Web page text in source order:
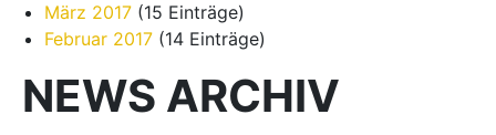
März 2017 (15 Einträge)
Februar 2017 (14 Einträge)
NEWS ARCHIV